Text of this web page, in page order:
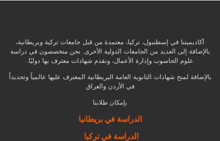
أكاديميتنا في إسطنبول، تركيا، معتمدة من قبل جامعات تركية وبريطانية،
بالإضافة إلى العديد من الجامعات الدولية الأخرى. نحن متخصصون في دراسة
علوم الحاسوب وإدارة الأعمال، ونقدم شهادات معترف بها دوليًا.
بالإضافة لمنح شهادات الثانوية العامة البريطانية المعترف عليها عالمياً وتحديداً
في الأردن والعراق
بإمكان طلابنا
الدراسة في بريطانيا
الدراسة في تركيا